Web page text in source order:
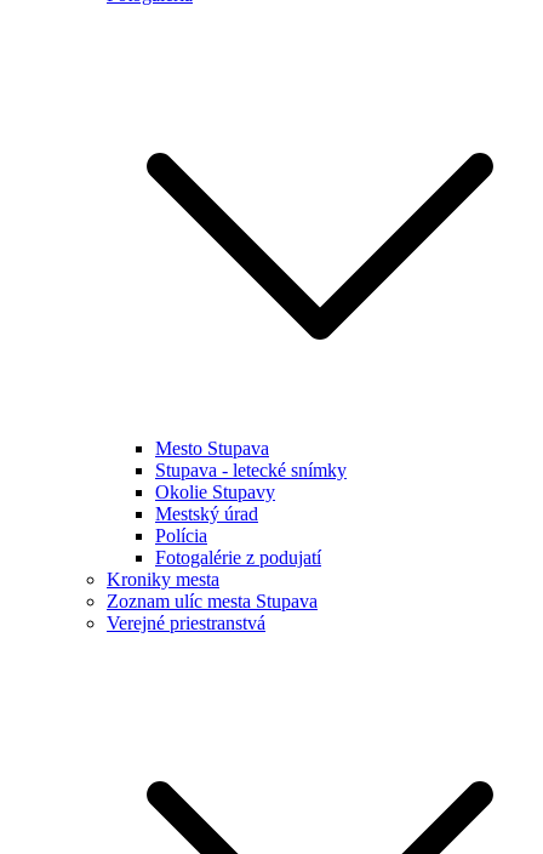
Mesto Stupava
Stupava - letecké snímky
Okolie Stupavy
Mestský úrad
Polícia
Fotogalérie z podujatí
Kroniky mesta
Zoznam ulíc mesta Stupava
Verejné priestranstvá